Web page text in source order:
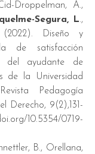
Droppelman, A.,
Segura, L.,
Diseño y
de satisfacción
del ayudante de
de la Universidad
Pedagogía
Derecho, 9(2),131-
0719-
B., Orellana,